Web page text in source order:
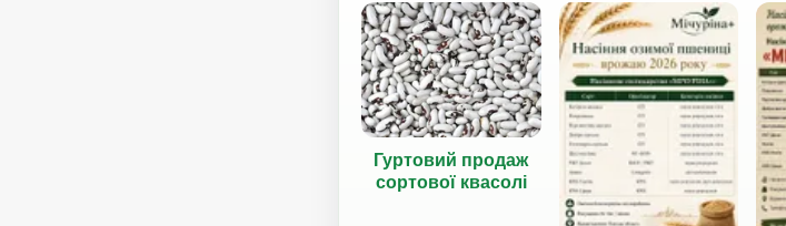
Гуртовий продаж
сортової квасолі